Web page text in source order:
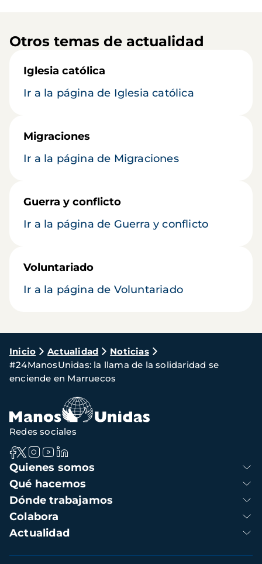
Otros temas de actualidad
Iglesia católica
Ir a la página de Iglesia católica
Migraciones
Ir a la página de Migraciones
Guerra y conflicto
Ir a la página de Guerra y conflicto
Voluntariado
Ir a la página de Voluntariado
Ruta
de
navegación
Inicio Actualidad
Noticias
#24ManosUnidas: la llama de la solidaridad se
enciende en Marruecos
Navegación
principal
Quienes somos
Qué hacemos
Dónde trabajamos
Colabora
Actualidad
Redes sociales